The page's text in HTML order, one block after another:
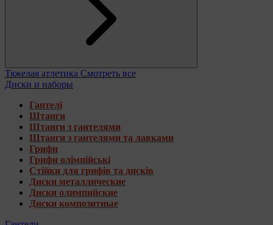
Тяжелая атлетика Смотреть все
Диски и наборы
Гантелі
Штанги
Штанги з гантелями
Штанги з гантелями та лавками
Грифи
Грифи олімпійські
Стійки для грифів та дисків
Диски металлические
Диски олимпийские
Диски композитные